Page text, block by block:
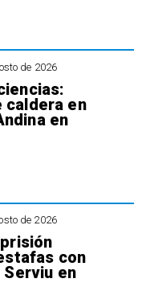
de 2026
caldera en
en
de 2026
con
en